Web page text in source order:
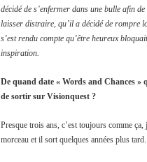
décidé de s’enfermer dans une bulle afin de
laisser distraire, qu’il a décidé de rompre
s’est rendu compte qu’être heureux
inspiration.
De quand date « Words and Chances »
de sortir sur Visionquest ?
Presque trois ans, c’est toujours comme ça,
morceau et il sort quelques années plus tard.